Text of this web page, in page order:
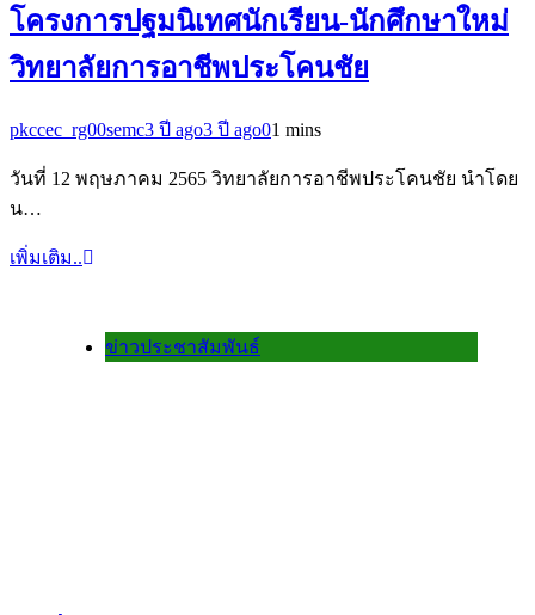
โครงการปฐมนิเทศนักเรียน-นักศึกษาใหม่
วิทยาลัยการอาชีพประโคนชัย
pkccec_rg00semc3 ปี ago3 ปี ago01 mins
วันที่ 12 พฤษภาคม 2565 วิทยาลัยการอาชีพประโคนชัย นำโดย
น…
เพิ่มเติม..
ข่าวประชาสัมพันธ์